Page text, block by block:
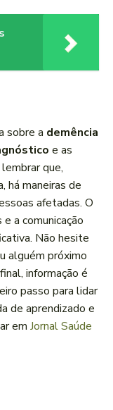
sobre a demência
e as
que,
há maneiras de
afetadas. O
a comunicação
Não hesite
alguém próximo
informação é
passo para lidar
de aprendizado e
em Jornal Saúde